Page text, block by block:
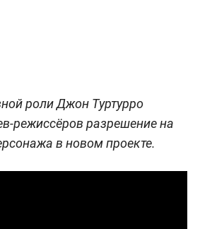
роли Джон Туртурро
режиссёров разрешение на
в новом проекте.